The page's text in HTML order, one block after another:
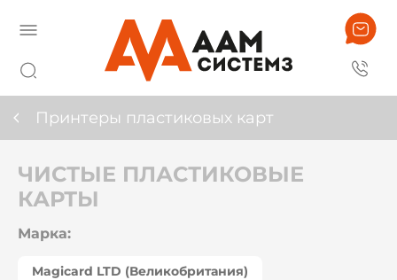
Принтеры пластиковых карт
ЧИСТЫЕ ПЛАСТИКОВЫЕ
КАРТЫ
Марка:
Magicard LTD (Великобритания)